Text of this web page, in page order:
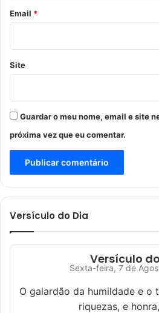
*
Email *
Site
Guardar o meu nome, email e site
próxima vez que eu comentar.
Versículo do Dia
Versículo
Sexta-feira, 7 de
O galardão da humildade e o
riquezas, e